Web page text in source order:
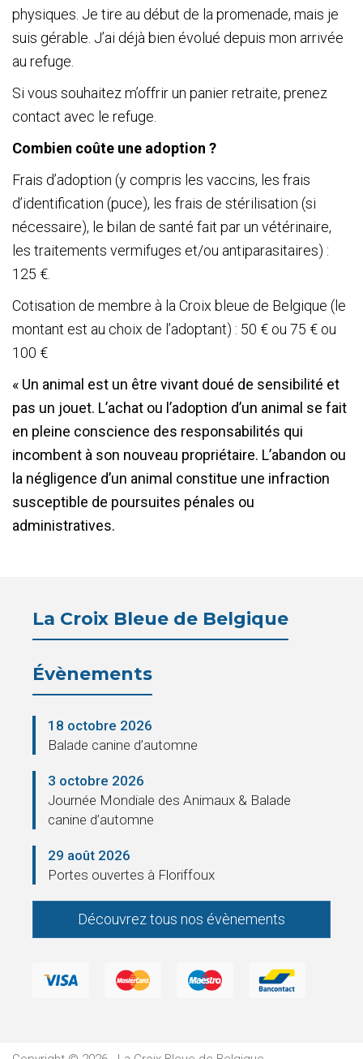
physiques. Je tire au début de la promenade, mais je
suis gérable. J’ai déjà bien évolué depuis mon arrivée
au refuge.
Si vous souhaitez m’offrir un panier retraite, prenez
contact avec le refuge.
Combien coûte une adoption ?
Frais d’adoption (y compris les vaccins, les frais
d’identification (puce), les frais de stérilisation (si
nécessaire), le bilan de santé fait par un vétérinaire,
les traitements vermifuges et/ou antiparasitaires) :
125 €.
Cotisation de membre à la Croix bleue de Belgique (le
montant est au choix de l’adoptant) : 50 € ou 75 € ou
100 €
« Un animal est un être vivant doué de sensibilité et
pas un jouet. L’achat ou l’adoption d’un animal se fait
en pleine conscience des responsabilités qui
incombent à son nouveau propriétaire. L’abandon ou
la négligence d’un animal constitue une infraction
susceptible de poursuites pénales ou
administratives.
La Croix Bleue de Belgique
Évènements
18 octobre 2026
Balade canine d’automne
3 octobre 2026
Journée Mondiale des Animaux & Balade
canine d’automne
29 août 2026
Portes ouvertes à Floriffoux
Découvrez tous nos évènements